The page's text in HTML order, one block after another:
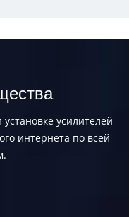
усилителей
интернета по всей